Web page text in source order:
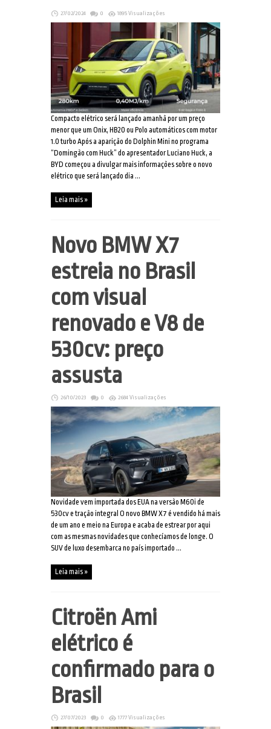
27/02/2024 0 1895 Visualizações
Compacto elétrico será lançado amanhã por um preço
menor que um Onix, HB20 ou Polo automáticos com motor
1.0 turbo Após a aparição do Dolphin Mini no programa
“Domingão com Huck” do apresentador Luciano Huck, a
BYD começou a divulgar mais informações sobre o novo
elétrico que será lançado dia ...
Leia mais »
Novo BMW X7
estreia no Brasil
com visual
renovado e V8 de
530cv: preço
assusta
26/10/2023 0 2684 Visualizações
Novidade vem importada dos EUA na versão M60i de
530cv e tração integral O novo BMW X7 é vendido há mais
de um ano e meio na Europa e acaba de estrear por aqui
com as mesmas novidades que conhecíamos de longe. O
SUV de luxo desembarca no país importado ...
Leia mais »
Citroën Ami
elétrico é
confirmado para o
Brasil
27/07/2023 0 1777 Visualizações